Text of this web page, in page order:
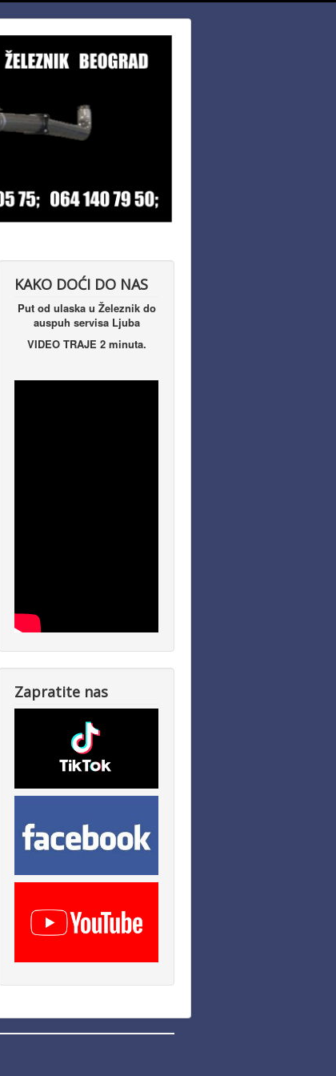
KAKO DOĆI DO NAS
Put od ulaska u Železnik do
auspuh servisa Ljuba
VIDEO TRAJE 2 minuta.
Zapratite nas